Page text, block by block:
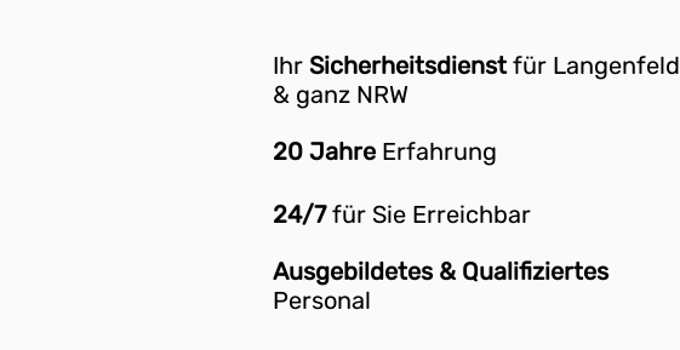
Ihr Sicherheitsdienstfür Langenfeld
& ganz NRW
20 Jahre Erfahrung
24/7für Sie Erreichbar
Ausgebildetes & Qualifiziertes
Personal